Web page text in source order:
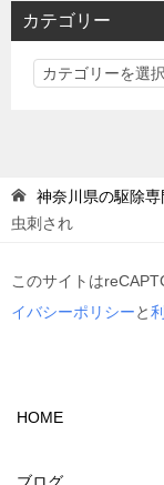
カテゴリー
カ
神奈川県の駆除
虫刺され
このサイトは
イバシーポリシーと
HOME